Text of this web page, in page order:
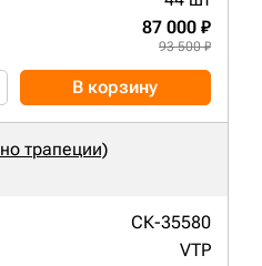
87 000 ₽
93 500 ₽
В корзину
трапеции)
СК-35580
VTP